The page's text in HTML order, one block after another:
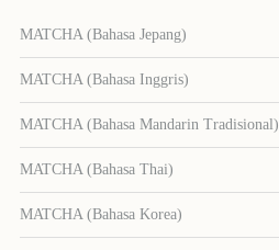
MATCHA (Bahasa Jepang)
MATCHA (Bahasa Inggris)
MATCHA (Bahasa Mandarin Tradisional)
MATCHA (Bahasa Thai)
MATCHA (Bahasa Korea)